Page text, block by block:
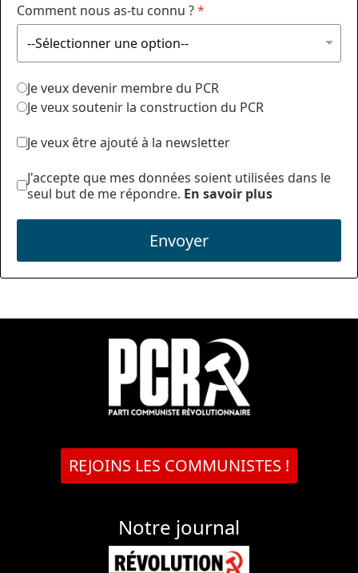
Comment nous as-tu connu ?*
Je veux devenir membre du PCR
Je veux soutenir la construction du PCR
Je veux être ajouté à la newsletter
J'accepte que mes données soient utilisées dans le
seul but de me répondre. En savoir plus
Envoyer
REJOINS LES COMMUNISTES !
Notre journal